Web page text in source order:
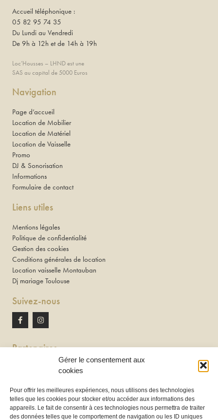
Gérer le consentement aux
cookies
Pour offrir les meilleures expériences, nous utilisons des technologies
telles que les cookies pour stocker et/ou accéder aux informations des
appareils. Le fait de consentir à ces technologies nous permettra de traiter
des données telles que le comportement de navigation ou les ID uniques
Accueil téléphonique :
05 82 95 74 35
Du Lundi au Vendredi
De 9h à 12h et de 14h à 19h
Loc’Housses – LHND est une
SAS au capital de 5000 Euros
Navigation
Page d’accueil
Location de Mobilier
Location de Matériel
Location de Vaisselle
Promo
DJ & Sonorisation
Informations
Formulaire de contact
Liens utiles
Mentions légales
Politique de confidentialité
Gestion des cookies
Conditions générales de location
Location vaisselle Montauban
Dj mariage Toulouse
Suivez-nous
Partenaires
Newton discomobile
Location de tireuse à bière :
Les Frères Brasseurs à Aucamville